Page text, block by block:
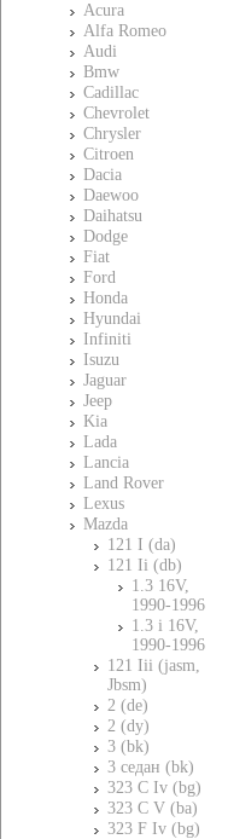
Acura
Alfa Romeo
Audi
Bmw
Cadillac
Chevrolet
Chrysler
Citroen
Dacia
Daewoo
Daihatsu
Dodge
Fiat
Ford
Honda
Hyundai
Infiniti
Isuzu
Jaguar
Jeep
Kia
Lada
Lancia
Land Rover
Lexus
Mazda
121 I (da)
121 Ii (db)
1.3 16V,
1990-1996
1.3 i 16V,
1990-1996
121 Iii (jasm,
Jbsm)
2 (de)
2 (dy)
3 (bk)
3 седан (bk)
323 C Iv (bg)
323 C V (ba)
323 F Iv (bg)